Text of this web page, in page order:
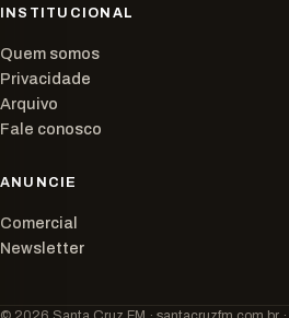
INSTITUCIONAL
Quem somos
Privacidade
Arquivo
Fale conosco
ANUNCIE
Comercial
Newsletter